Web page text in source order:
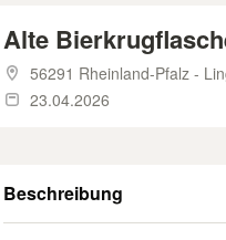
Alte
56291 Rheinland-Pfalz -
23.04.2026
Beschreibung